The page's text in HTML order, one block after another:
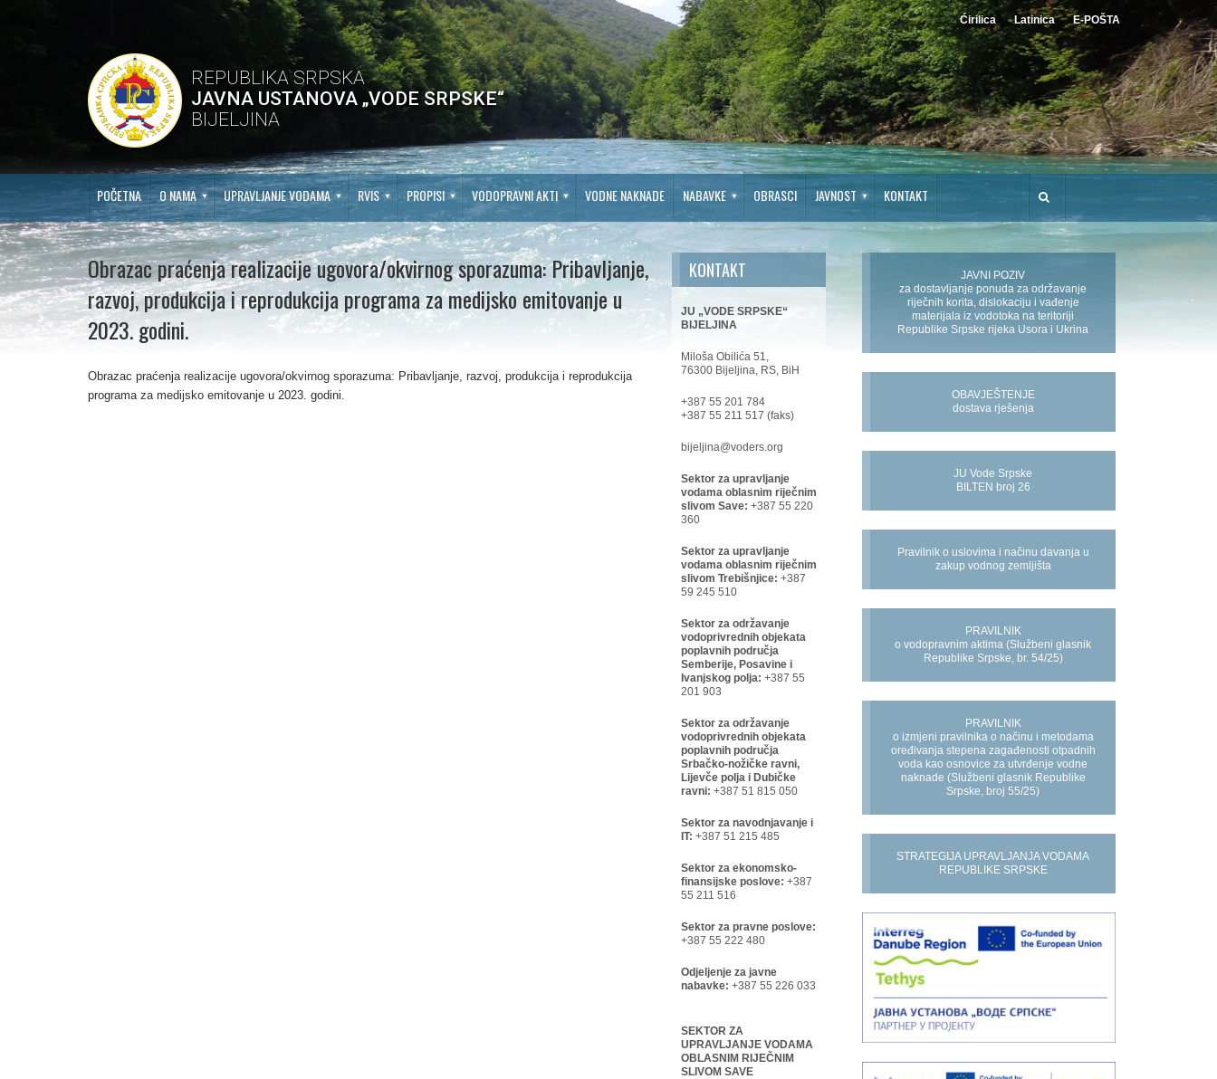
Ćirilica Latinica E-POŠTA
REPUBLIKA SRPSKA
JAVNA USTANOVA „VODE SRPSKE“
BIJELJINA
POČETNA O NAMA UPRAVLJANJE VODAMA RVIS PROPISI VODOPRAVNI AKTI VODNE NAKNADE NABAVKE OBRASCI JAVNOST KONTAKT
Obrazac praćenja realizacije ugovora/okvirnog sporazuma: Pribavljanje,
razvoj, produkcija i reprodukcija programa za medijsko emitovanje u
2023. godini.
Obrazac praćenja realizacije ugovora/okvirnog sporazuma: Pribavljanje, razvoj, produkcija i reprodukcija
programa za medijsko emitovanje u 2023. godini.
JAVNI POZIV
za dostavljanje ponuda za održavanje
riječnih korita, dislokaciju i vađenje
materijala iz vodotoka na teritoriji
Republike Srpske rijeka Usora i Ukrina
OBAVJEŠTENJE
dostava rješenja
JU Vode Srpske
BILTEN broj 26
Pravilnik o uslovima i načinu davanja u
zakup vodnog zemljišta
PRAVILNIK
o vodopravnim aktima (Službeni glasnik
Republike Srpske, br. 54/25)
PRAVILNIK
o izmjeni pravilnika o načinu i metodama
oređivanja stepena zagađenosti otpadnih
voda kao osnovice za utvrđenje vodne
naknade (Službeni glasnik Republike
Srpske, broj 55/25)
STRATEGIJA UPRAVLJANJA VODAMA
REPUBLIKE SRPSKE
KONTAKT
JU „VODE SRPSKE“
BIJELJINA
Miloša Obilića 51,
76300 Bijeljina, RS, BiH
+387 55 201 784
+387 55 211 517 (faks)
bijeljina@voders.org
Sektor za upravljanje
vodama oblasnim riječnim
slivom Save: +387 55 220
360
Sektor za upravljanje
vodama oblasnim riječnim
slivom Trebišnjice: +387
59 245 510
Sektor za održavanje
vodoprivrednih objekata
poplavnih područja
Semberije, Posavine i
Ivanjskog polja: +387 55
201 903
Sektor za održavanje
vodoprivrednih objekata
poplavnih područja
Srbačko-nožičke ravni,
Lijevče polja i Dubičke
ravni: +387 51 815 050
Sektor za navodnjavanje i
IT: +387 51 215 485
Sektor za ekonomsko-
finansijske poslove: +387
55 211 516
Sektor za pravne poslove:
+387 55 222 480
Odjeljenje za javne
nabavke: +387 55 226 033
SEKTOR ZA
UPRAVLJANJE VODAMA
OBLASNIM RIJEČNIM
SLIVOM SAVE